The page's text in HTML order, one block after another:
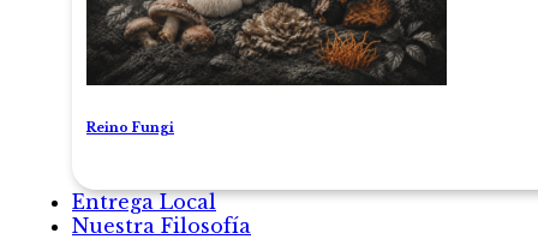
Reino Fungi
Entrega Local
Nuestra Filosofía